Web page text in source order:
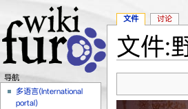
文件:
文件 讨论
导航
多语言(International
portal)